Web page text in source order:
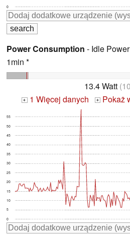
0
Power Consumption - Idle
1min *
13.4 Watt
+ 1 Więcej danych + Pokaż
0
5
10
15
20
25
30
35
40
45
50
55